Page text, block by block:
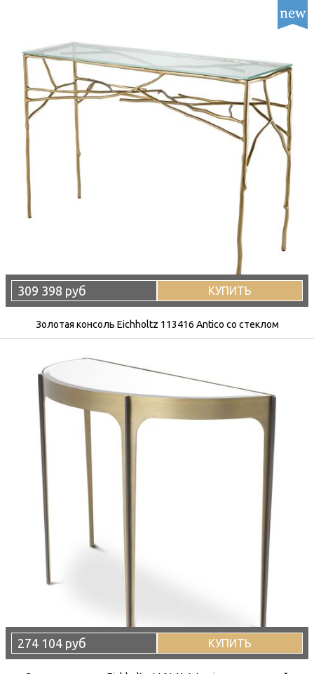
309 398 руб КУПИТЬ
Золотая консоль Eichholtz 113416 Antico со стеклом
274 104 руб КУПИТЬ